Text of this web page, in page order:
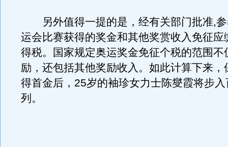
另外值得一提的是，经有关部门批准,参
运会比赛获得的奖金和其他奖赏收入免征应
得税。国家规定奥运奖金免征个税的范围不
励，还包括其他奖励收入。如此计算下来，
得首金后，25岁的袖珍女力士陈燮霞将步
列。